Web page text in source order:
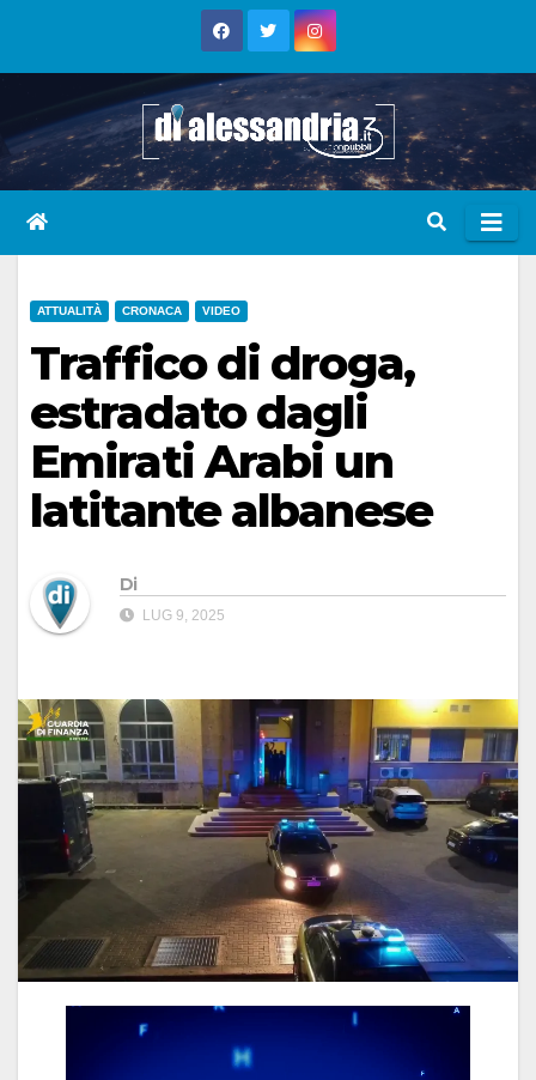
ATTUALITÀ CRONACA VIDEO
Traffico di droga,
estradato dagli
Emirati Arabi un
latitante albanese
Di
LUG 9, 2025